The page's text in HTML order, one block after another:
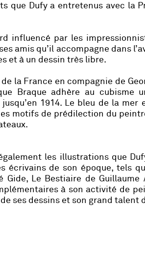
que Dufy a entretenus avec la
influencé par les
amis qu’il accompagne dans
et à un dessin très libre.
la France en compagnie de
Braque adhère au cubisme
1914. Le bleu de la mer
motifs de prédilection du
les illustrations que
écrivains de son époque, tels
Gide, Le Bestiaire de Guillaume
à son activité de
ses dessins et son grand talent